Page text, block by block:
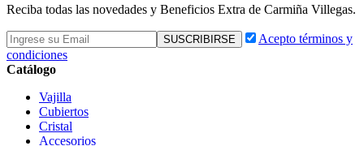
Reciba todas las novedades y Beneficios Extra de Carmiña Villegas.
Acepto términos y
condiciones
Catálogo
Vajilla
Cubiertos
Cristal
Accesorios